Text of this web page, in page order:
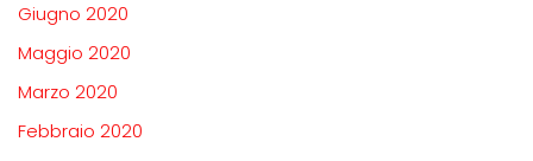
Giugno 2020
Maggio 2020
Marzo 2020
Febbraio 2020